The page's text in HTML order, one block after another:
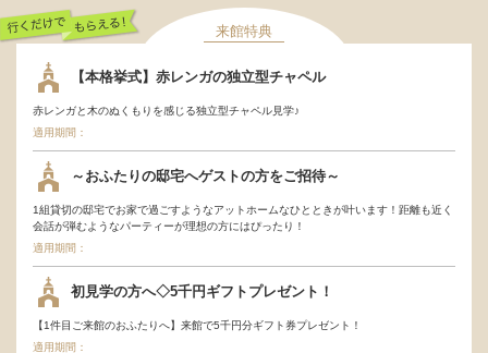
来館特典
【本格挙式】赤レンガの独立型チャペル
赤レンガと木のぬくもりを感じる独立型チャペル見学♪
適用期間：
～おふたりの邸宅へゲストの方をご招待～
1組貸切の邸宅でお家で過ごすようなアットホームなひとときが叶います！距離も近く
会話が弾むようなパーティーが理想の方にはぴったり！
適用期間：
初見学の方へ◇5千円ギフトプレゼント！
【1件目ご来館のおふたりへ】来館で5千円分ギフト券プレゼント！
適用期間：